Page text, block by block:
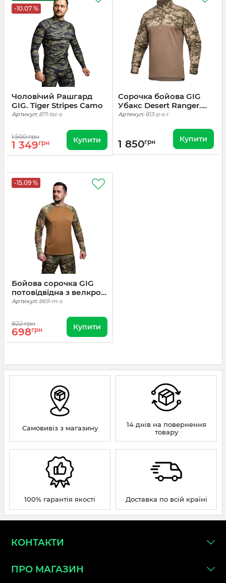
-10.07 %
Чоловічий Рашгард
GIG. Tiger Stripes Camo
Артикул:871-tsc-s
1 500 грн
1 349грн Купити
Сорочка бойова GIG
Убакс Desert Ranger.
Піксель
Артикул:813-p-s-r
1 850грн Купити
-15.09 %
Бойова сорочка GIG
потовідвідна з велкро.
Мультикам
Артикул:869-m-s
822 грн
698грн Купити
Самовивіз з магазину
14 днів на повернення
товару
100% гарантія якості Доставка по всій країні
КОНТАКТИ
ПРО МАГАЗИН